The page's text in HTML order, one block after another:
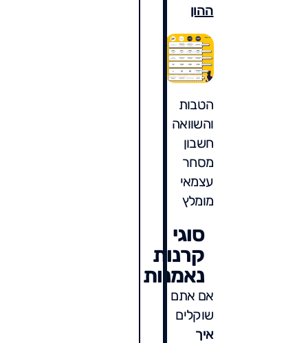
ההון
הטבות
והשוואה
חשבון
מסחר
עצמאי
מומלץ
סוגי
קרנות
נאמנות
אם אתם
שוקלים
איך